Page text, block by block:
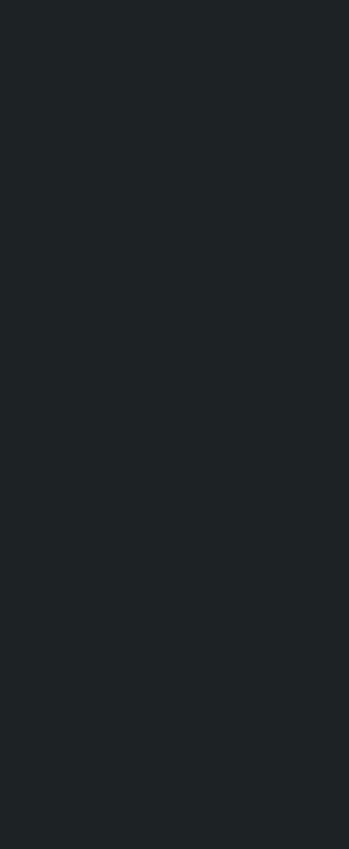
कर्मचारीको नयाँ तलबमान स्वीकृत
३० जिल्लामा बाढीको जोखिम, नदी
बिहिबार सुनको भाउ तोलामै ८ हजार
फिफा अध्यक्ष इन्फान्टिनोद्वारा
सर्लाहीमा अनुदानको मलमा